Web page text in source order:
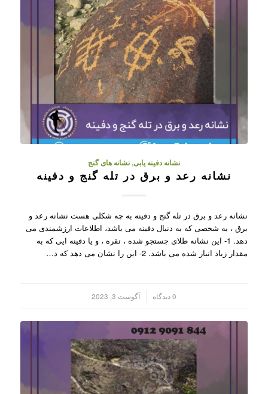
نشانه دفینه یابی,نشانه های گنج
نشانه رعد و برق در تله گنج و دفینه
نشانه رعد و برق در تله گنج و دفینه به چه شکلی هست نشانه رعد و
برق ، به شخصی که به دنبال دفینه می باشد، اطلاعات ارزشمندی می
دهد. 1- این نشانه طلای جستجو شده ، نقره ، و یا دفینه ایی که به
مقدار زیاد انبار شده می باشد. 2- این را نشان می دهد که د…
0 دیدگاه آگوست 3, 2023